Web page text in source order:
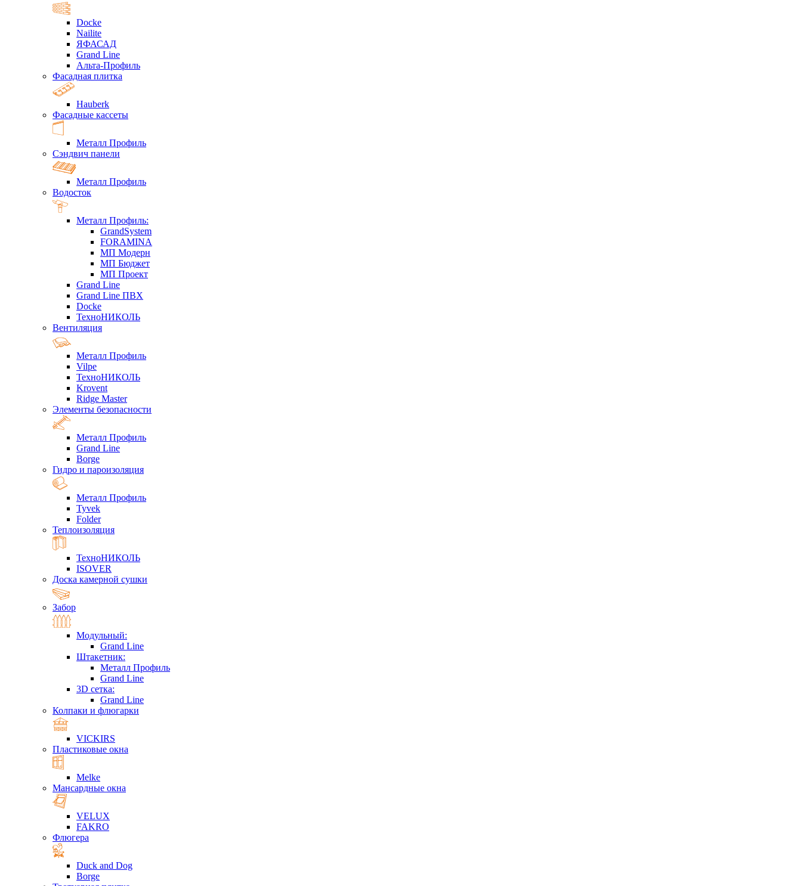
Docke
Nailite
ЯФАСАД
Grand Line
Альта-Профиль
Фасадная плитка
Hauberk
Фасадные кассеты
Металл Профиль
Сэндвич панели
Металл Профиль
Водосток
Металл Профиль:
GrandSystem
FORAMINA
МП Модерн
МП Бюджет
МП Проект
Grand Line
Grand Line ПВХ
Docke
ТехноНИКОЛЬ
Вентиляция
Металл Профиль
Vilpe
ТехноНИКОЛЬ
Krovent
Ridge Master
Элементы безопасности
Металл Профиль
Grand Line
Borge
Гидро и пароизоляция
Металл Профиль
Tyvek
Folder
Теплоизоляция
ТехноНИКОЛЬ
ISOVER
Доска камерной сушки
Забор
Модульный:
Grand Line
Штакетник:
Металл Профиль
Grand Line
3D сетка:
Grand Line
Колпаки и флюгарки
VICKIRS
Пластиковые окна
Melke
Мансардные окна
VELUX
FAKRO
Флюгера
Duck and Dog
Borge